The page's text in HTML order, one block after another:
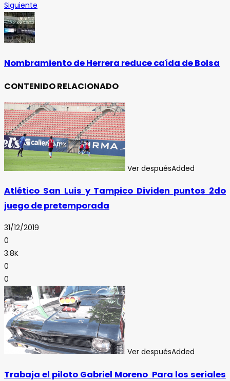
Siguiente
Nombramiento de Herrera reduce caída de Bolsa
CONTENIDO RELACIONADO
Ver despuésAdded
Atlético San Luis y Tampico Dividen puntos 2do
juego de pretemporada
31/12/2019
0
3.8K
0
0
Ver despuésAdded
Trabaja el piloto Gabriel Moreno Para los seriales